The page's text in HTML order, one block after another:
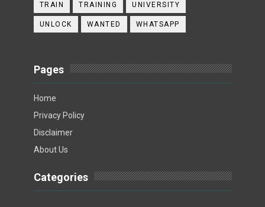
TRAIN TRAINING UNIVERSITY
UNLOCK WANTED WHATSAPP
Pages
Home
Privacy Policy
Disclaimer
About Us
Categories